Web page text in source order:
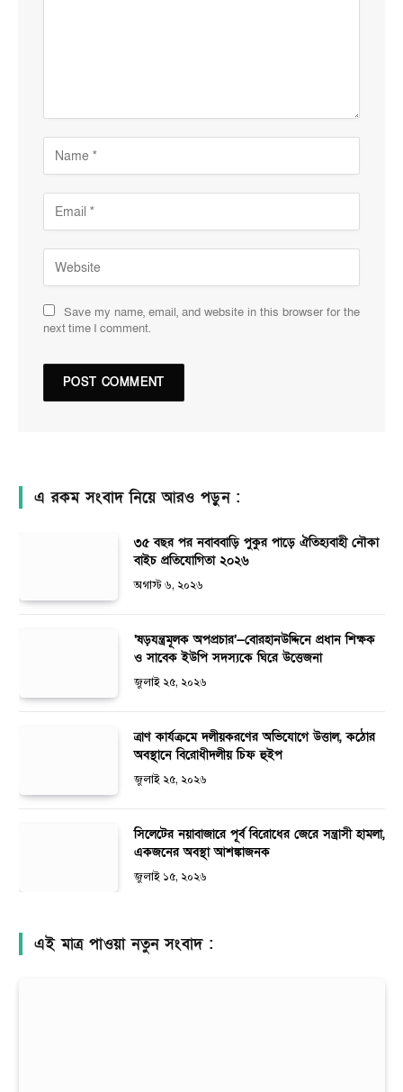
Save my name, email, and website in this browser for the
next time I comment.
এ রকম সংবাদ নিয়ে আরও পড়ুন :
৩৫ বছর পর নবাববাড়ি পুকুর পাড়ে ঐতিহ্যবাহী নৌকা
বাইচ প্রতিযোগিতা ২০২৬
অগাস্ট ৬, ২০২৬
‘ষড়যন্ত্রমূলক অপপ্রচার’—বোরহানউদ্দিনে প্রধান শিক্ষক
ও সাবেক ইউপি সদস্যকে ঘিরে উত্তেজনা
জুলাই ২৫, ২০২৬
ত্রাণ কার্যক্রমে দলীয়করণের অভিযোগে উত্তাল, কঠোর
অবস্থানে বিরোধীদলীয় চিফ হুইপ
জুলাই ২৫, ২০২৬
সিলেটের নয়াবাজারে পূর্ব বিরোধের জেরে সন্ত্রাসী হামলা,
একজনের অবস্থা আশঙ্কাজনক
জুলাই ১৫, ২০২৬
এই মাত্র পাওয়া নতুন সংবাদ :